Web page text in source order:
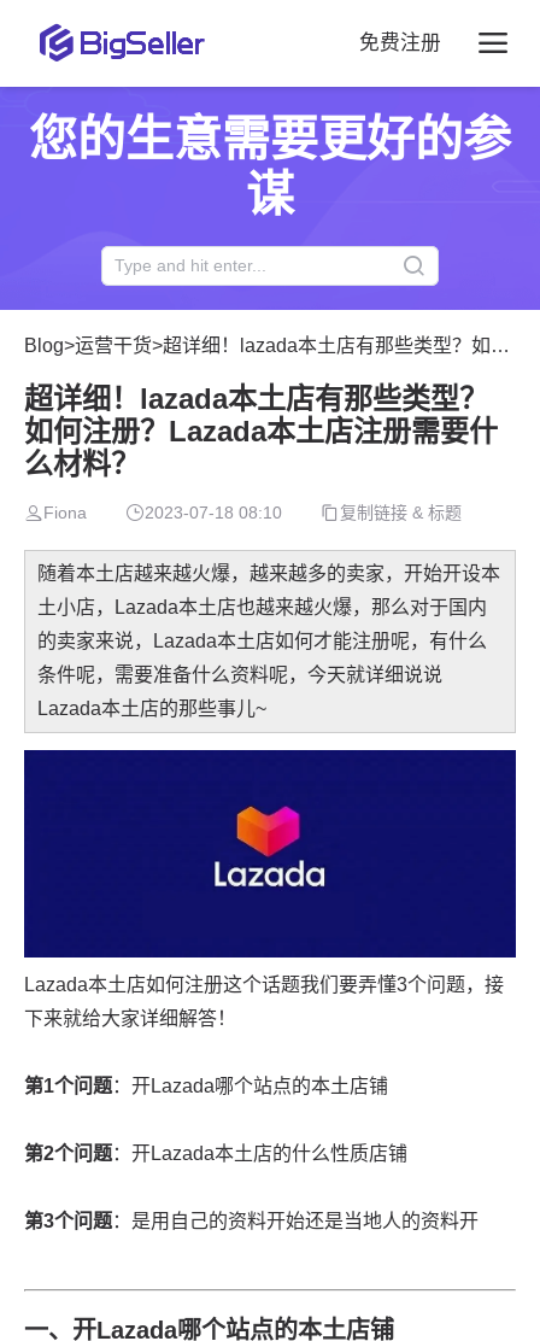
免费注册
您的生意需要更好的参
谋
Blog>运营干货>超详细！lazada本土店有那些类型？如何注册？Lazada本土店注册需要什么材料？
超详细！lazada本土店有那些类型？
如何注册？Lazada本土店注册需要什
么材料？
Fiona 2023-07-18 08:10 复制链接 & 标题